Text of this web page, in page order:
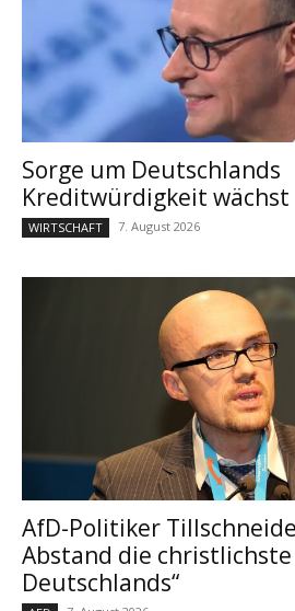
Sorge um Deutschlands
Kreditwürdigkeit wächst
WIRTSCHAFT 7. August 2026
AfD-Politiker
Abstand die
Deutschlands“